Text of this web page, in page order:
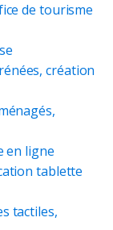
de tourisme
création
en ligne
tablette
tactiles,